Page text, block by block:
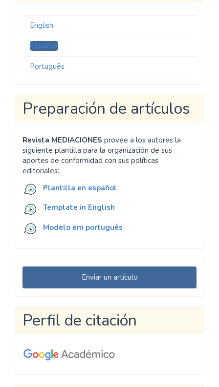
English
Español
Português
Preparación de artículos
Revista MEDIACIONES provee a los autores la
siguiente plantilla para la organización de sus
aportes de conformidad con sus políticas
editoriales:
Plantilla en español
Template in English
Modelo em português
Enviar
un
Enviar un artículo
Perfil de citación